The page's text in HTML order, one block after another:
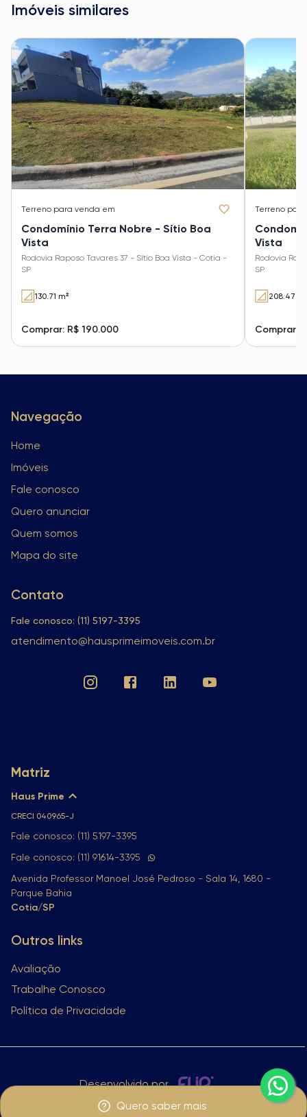
Quero saber mais
Imóveis similares
Terreno para venda em
Condomínio Terra Nobre - Sítio Boa
Vista
Rodovia Raposo Tavares 37 - Sítio Boa Vista - Cotia -
SP
130.71 m²
Comprar: R$ 190.000
Terreno
Vista
Rodovia
SP
208.47
Comprar:
Navegação
Home
Imóveis
Fale conosco
Quero anunciar
Quem somos
Mapa do site
Contato
Fale conosco: (11) 5197-3395
atendimento@hausprimeimoveis.com.br
Matriz
Haus Prime
CRECI 040965-J
Fale conosco: (11) 5197-3395
Fale conosco: (11) 91614-3395
Avenida Professor Manoel José Pedroso - Sala 14, 1680 -
Parque Bahia
Cotia/SP
Outros links
Avaliação
Trabalhe Conosco
Política de Privacidade
Desenvolvido por